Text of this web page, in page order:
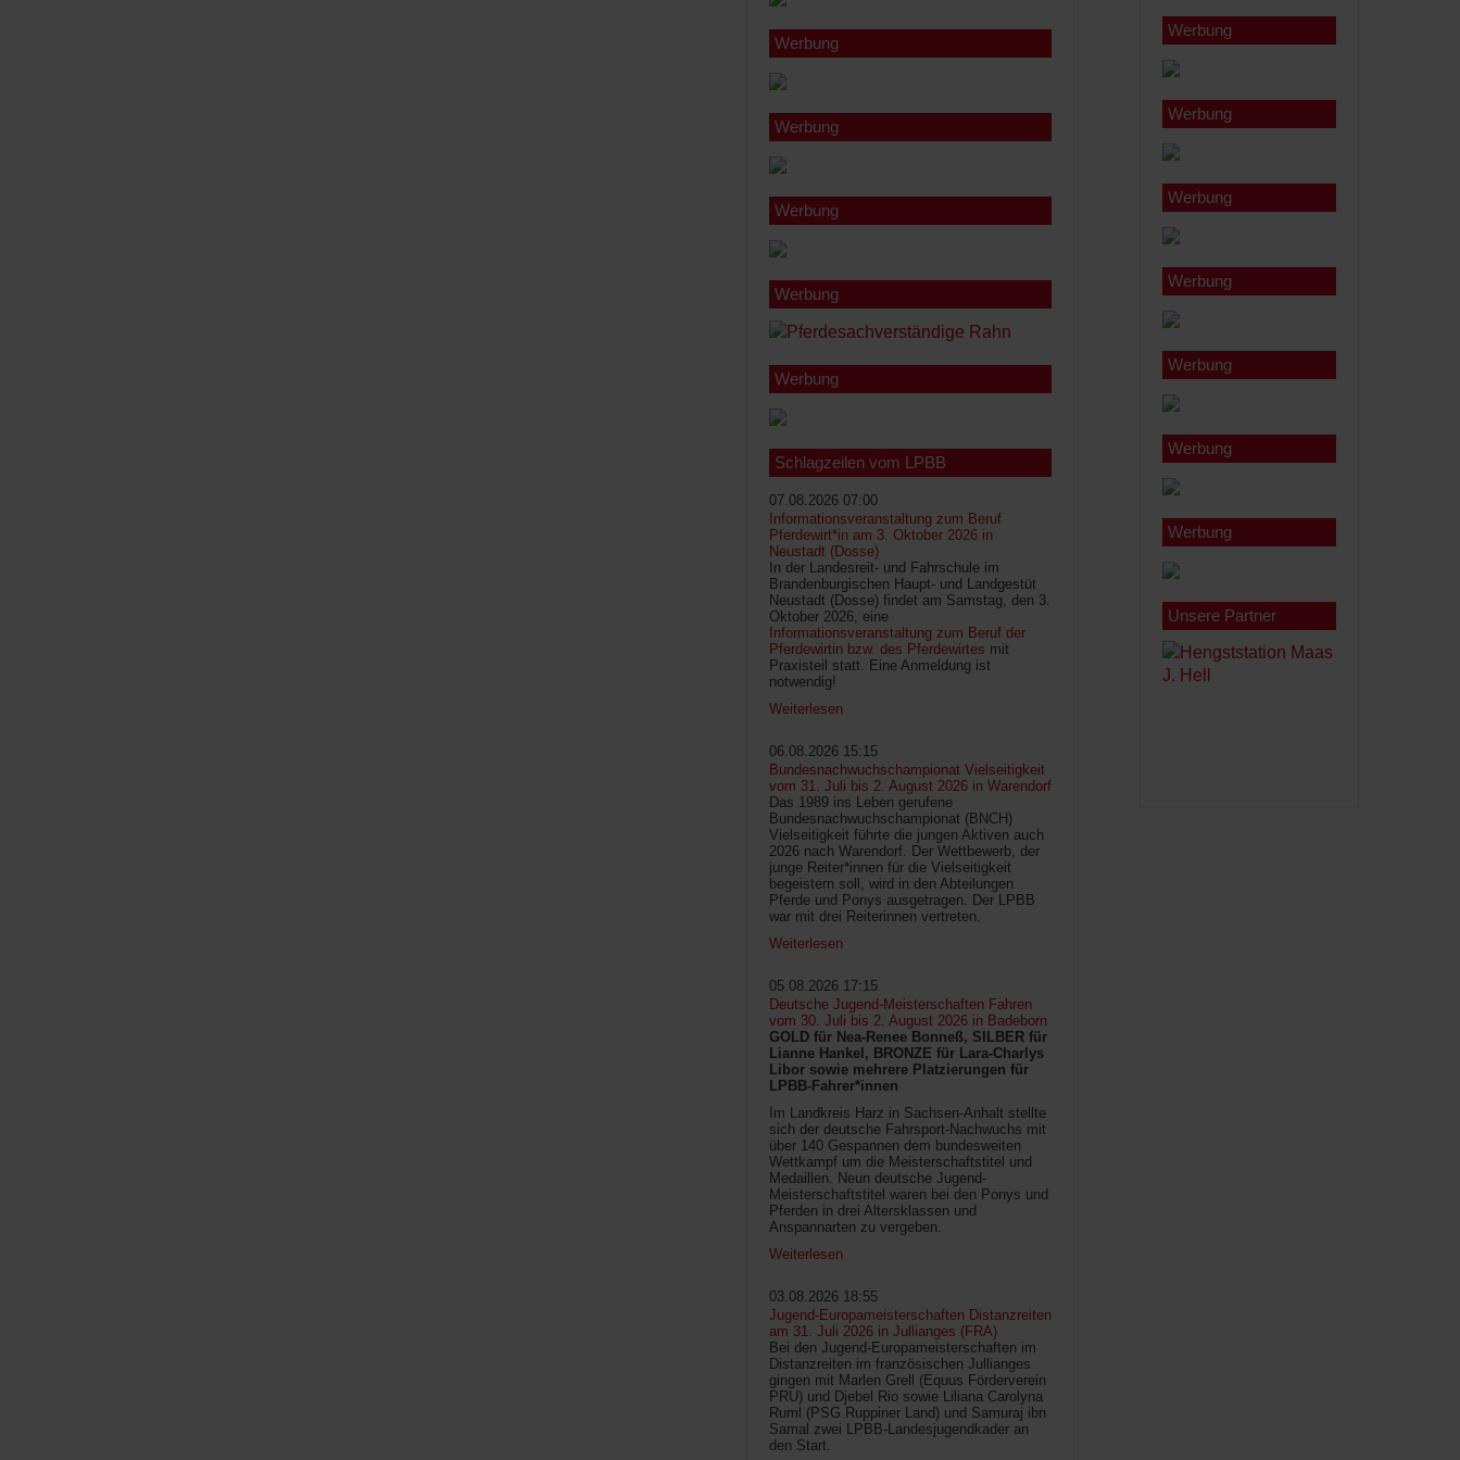
Werbung
Werbung
Werbung
Werbung
Werbung
Schlagzeilen vom LPBB
07.08.2026 07:00
Informationsveranstaltung zum Beruf
Pferdewirt*in am 3. Oktober 2026 in
Neustadt (Dosse)
In der Landesreit- und Fahrschule im
Brandenburgischen Haupt- und Landgestüt
Neustadt (Dosse) findet am Samstag, den 3.
Oktober 2026, eine
Informationsveranstaltung zum Beruf der
Pferdewirtin bzw. des Pferdewirtes mit
Praxisteil statt. Eine Anmeldung ist
notwendig!
Weiterlesen
06.08.2026 15:15
Bundesnachwuchschampionat Vielseitigkeit
vom 31. Juli bis 2. August 2026 in Warendorf
Das 1989 ins Leben gerufene
Bundesnachwuchschampionat (BNCH)
Vielseitigkeit führte die jungen Aktiven auch
2026 nach Warendorf. Der Wettbewerb, der
junge Reiter*innen für die Vielseitigkeit
begeistern soll, wird in den Abteilungen
Pferde und Ponys ausgetragen. Der LPBB
war mit drei Reiterinnen vertreten.
Weiterlesen
05.08.2026 17:15
Deutsche Jugend-Meisterschaften Fahren
vom 30. Juli bis 2. August 2026 in Badeborn
GOLD für Nea-Renee Bonneß, SILBER für
Lianne Hankel, BRONZE für Lara-Charlys
Libor sowie mehrere Platzierungen für
LPBB-Fahrer*innen
Im Landkreis Harz in Sachsen-Anhalt stellte
sich der deutsche Fahrsport-Nachwuchs mit
über 140 Gespannen dem bundesweiten
Wettkampf um die Meisterschaftstitel und
Medaillen. Neun deutsche Jugend-
Meisterschaftstitel waren bei den Ponys und
Pferden in drei Altersklassen und
Anspannarten zu vergeben.
Weiterlesen
03.08.2026 18:55
Jugend-Europameisterschaften Distanzreiten
am 31. Juli 2026 in Jullianges (FRA)
Bei den Jugend-Europameisterschaften im
Distanzreiten im französischen Jullianges
gingen mit Marlen Grell (Equus Förderverein
PRU) und Djebel Rio sowie Liliana Carolyna
Ruml (PSG Ruppiner Land) und Samuraj ibn
Samal zwei LPBB-Landesjugendkader an
den Start.
Werbung
Werbung
Werbung
Werbung
Werbung
Werbung
Werbung
Unsere Partner